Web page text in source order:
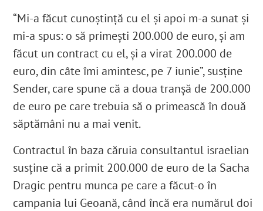
“Mi-a făcut cunoștință cu el și apoi m-a sunat și
mi-a spus: o să primești 200.000 de euro, și am
făcut un contract cu el, și a virat 200.000 de
euro, din câte îmi amintesc, pe 7 iunie”, susține
Sender, care spune că a doua tranșă de 200.000
de euro pe care trebuia să o primească în două
săptămâni nu a mai venit.
Contractul în baza căruia consultantul israelian
susține că a primit 200.000 de euro de la Sacha
Dragic pentru munca pe care a făcut-o în
campania lui Geoană, când încă era numărul doi